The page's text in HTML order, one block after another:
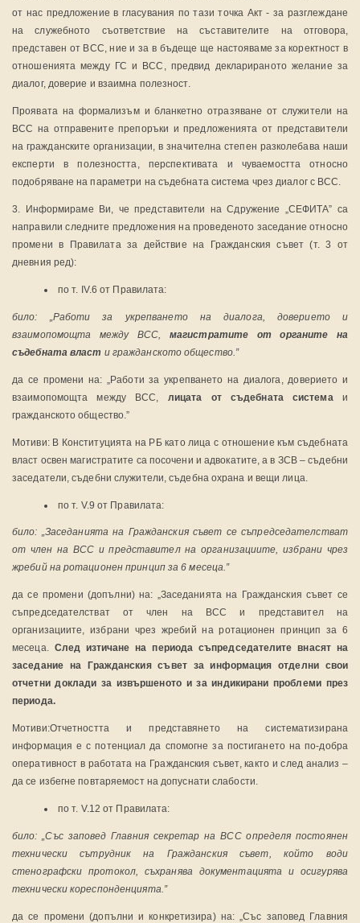
от нас предложение в гласувания по тази точка Акт - за разглеждане
на служебното съответствие на съставителите на отговора,
представен от ВСС, ние и за в бъдеще ще настояваме за коректност в
отношенията между ГС и ВСС, предвид декларираното желание за
диалог, доверие и взаимна полезност.
Проявата на формализъм и бланкетно отразяване от служители на
ВСС на отправените препоръки и предложенията от представители
на гражданските организации, в значителна степен разколебава наши
експерти в полезността, перспективата и чуваемостта относно
подобряване на параметри на съдебната система чрез диалог с ВСС.
3. Информираме Ви, че представители на Сдружение „СЕФИТА” са
направили следните предложения на проведеното заседание относно
промени в Правилата за действие на Гражданския съвет (т. 3 от
дневния ред):
по т. ІV.6 от Правилата:
било: „Работи за укрепването на диалога, доверието и
взаимопомощта между ВСС, магистратите от органите на
съдебната власт и гражданското общество.”
да се промени на: „Работи за укрепването на диалога, доверието и
взаимопомощта между ВСС, лицата от съдебната система и
гражданското общество.”
Мотиви: В Конституцията на РБ като лица с отношение към съдебната
власт освен магистратите са посочени и адвокатите, а в ЗСВ – съдебни
заседатели, съдебни служители, съдебна охрана и вещи лица.
по т. V.9 от Правилата:
било: „Заседанията на Гражданския съвет се съпредседателстват
от член на ВСС и представител на организациите, избрани чрез
жребий на ротационен принцип за 6 месеца.”
да се промени (допълни) на: „Заседанията на Гражданския съвет се
съпредседателстват от член на ВСС и представител на
организациите, избрани чрез жребий на ротационен принцип за 6
месеца. След изтичане на периода съпредседателите внасят на
заседание на Гражданския съвет за информация отделни свои
отчетни доклади за извършеното и за индикирани проблеми през
периода.
Мотиви:Отчетността и представянето на систематизирана
информация е с потенциал да спомогне за постигането на по-добра
оперативност в работата на Гражданския съвет, както и след анализ –
да се избегне повтаряемост на допуснати слабости.
по т. V.12 от Правилата:
било: „Със заповед Главния секретар на ВСС определя постоянен
технически сътрудник на Гражданския съвет, който води
стенографски протокол, съхранява документацията и осигурява
технически кореспонденцията.”
да се промени (допълни и конкретизира) на: „Със заповед Главния